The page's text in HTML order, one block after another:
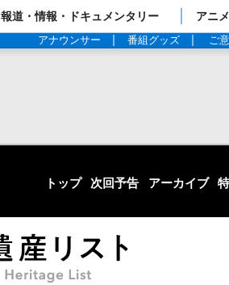
報道・情報・ドキュメンタリー アニメ
アナウンサー 番組グッズ ご
トップ 次回予告 アーカイブ